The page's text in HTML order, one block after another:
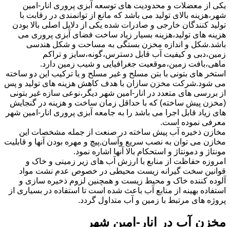
یکی از معضلات و محدودیت های توسعه آبزی پروری انار-امین
شهر،هزینه بالای تولید می باشد که مانع از توانمندی در رقابت با
تولید کنندگان خارجی و صادرات شده یکی از دلایل اصلی بالا بودن
هزینه های تولید،هزینه بسیار زیاد ساخت فضای آبزی پروری می
باشد.شکل و اندازه مخزن بستگی به مساحت و شکل هندسی
زمین،دبی و کیفیت آب قابل دسترس،گونه،سایز و تراکم
ماهی،بافت زمین،موقعیت جغرافیایی و شیب زمین دارد.
استخر های بتونی با بتن مسلح و غیر مسلح و یا ترکیب این دو ساخته
می شود.شرکت مخزن سازان با هدف کاهش هزینه های تولید و پس
از بررسی های متعدد در انار-امین شهر دیگر،نوعی سازه غیر بتونی
(مخزن پیش ساخته) که با حداقل زمان ساخت و هزینه در گنجایش
های زیاد قابل اجرا می باشد را به جامعه آبزی پروری انار-امین شهر
معرفی نموده است.
مخازن ذخیره آب پیش ساخته در صنعت از جمله مشخصات این
مخازن می توان به نصب سریع وآسان,پیچ و مهره بودن آنها و قابلیت
مونتاژ و دمونتاژ و استحکام بالا آنها اشاره نمود.
امروزه حفاظت از منابع با ارزش آب های زیر زمینی و خاک و
قوانین سخت گیرانه زیست محیطی در خصوص عدم نشت مواد
آلوده کننده خاک و محیط زیست و همچنین لزوم ذخیره سازی و
استفاده بهینه از منابع آب باعث شده است تا استفاده در بسیاری از
پروژه های مرتبط با زمین و آب متداول گردد.
مخزن آب در انار-امین شهر